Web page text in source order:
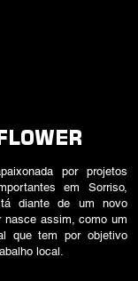
por projetos
em Sorriso,
diante de um novo
nasce assim, como um
que tem por objetivo
local.